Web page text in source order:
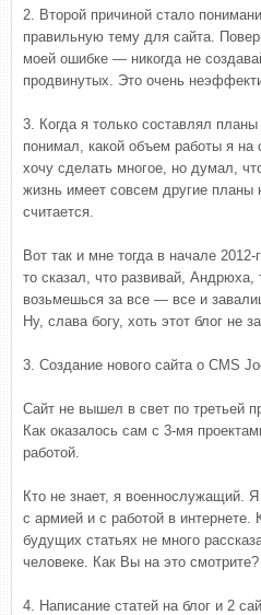
2. Второй причиной стало
правильную тему для сайта.
моей ошибке — никогда не
продвинутых. Это очень
3. Когда я только составлял
понимал, какой объем работы я
хочу сделать многое, но думал,
жизнь имеет совсем другие
считается.
Вот так и мне тогда в начале
то сказал, что развивай, Андрюха,
возьмешься за все — все и
Ну, слава богу, хоть этот блог не
3. Создание нового сайта о CMS
Сайт не вышел в свет по третьей
Как оказалось сам с 3-мя
работой.
Кто не знает, я военнослужащий.
с армией и с работой в
будущих статьях не много
человеке. Как Вы на это
4. Написание статей на блог и 2